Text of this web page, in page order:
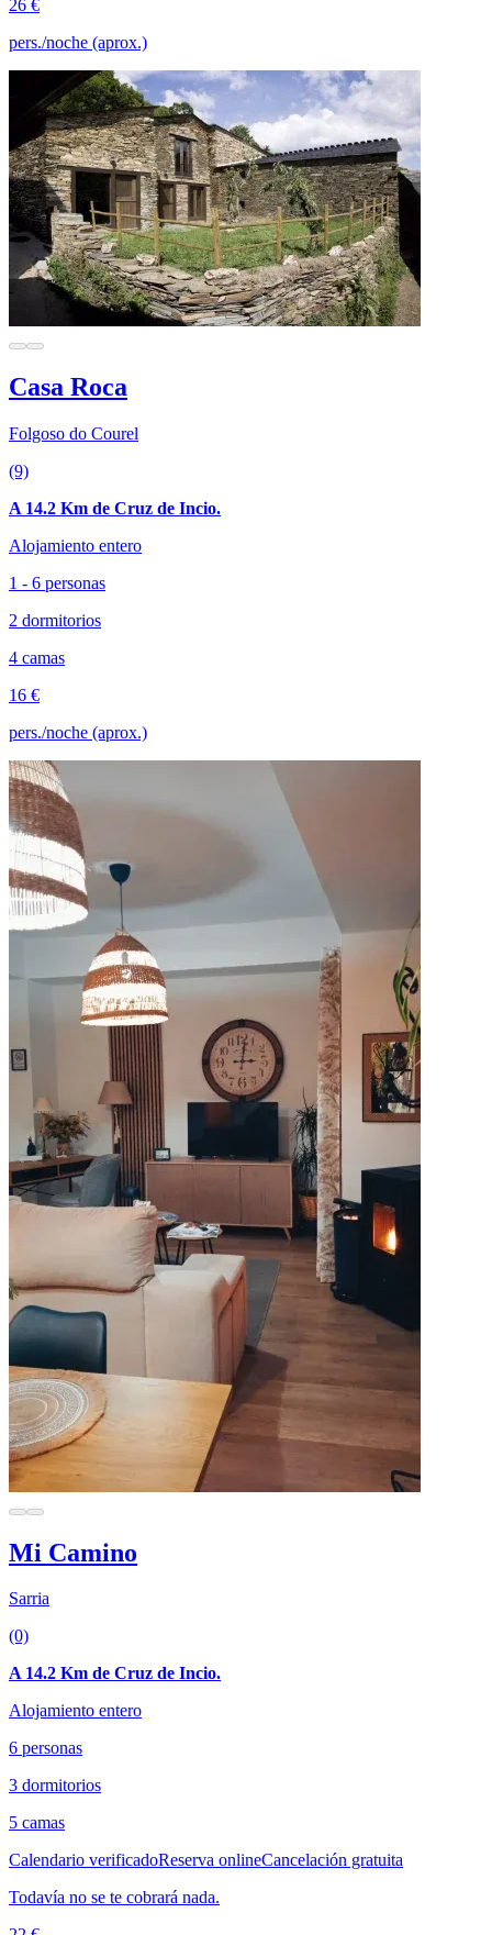
26 €
pers./noche (aprox.)
Casa Roca
Folgoso do Courel
(9)
A 14.2 Km de Cruz de Incio.
Alojamiento entero
1 - 6 personas
2 dormitorios
4 camas
16 €
pers./noche (aprox.)
Mi Camino
Sarria
(0)
A 14.2 Km de Cruz de Incio.
Alojamiento entero
6 personas
3 dormitorios
5 camas
Calendario verificadoReserva onlineCancelación gratuita
Todavía no se te cobrará nada.